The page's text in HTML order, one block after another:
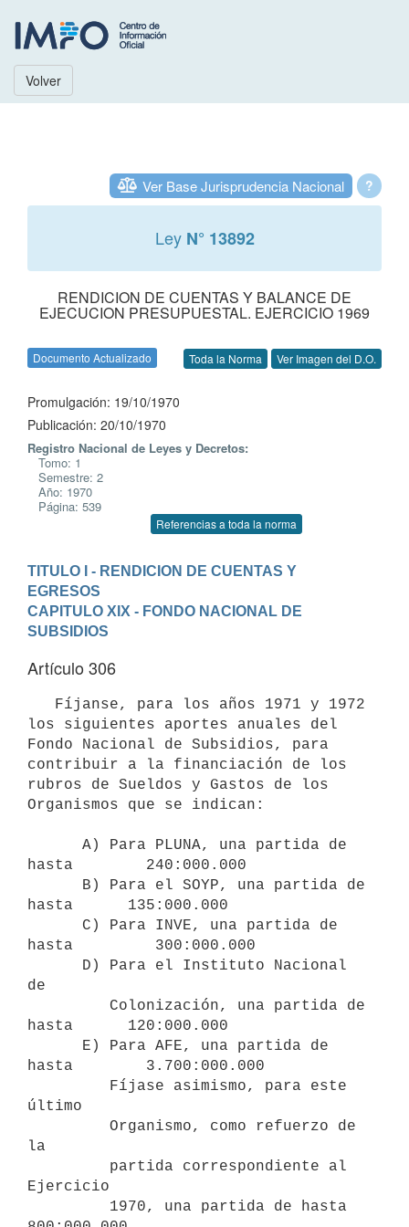
Volver
?
Ver Base Jurisprudencia Nacional
Ley N° 13892
RENDICION DE CUENTAS Y BALANCE DE
EJECUCION PRESUPUESTAL. EJERCICIO 1969
Documento Actualizado Toda la Norma Ver Imagen del D.O.
Promulgación: 19/10/1970
Publicación: 20/10/1970
Registro Nacional de Leyes y Decretos:
Tomo: 1
Semestre: 2
Año: 1970
Página: 539
Referencias a toda la norma
TITULO I - RENDICION DE CUENTAS Y
EGRESOS
CAPITULO XIX - FONDO NACIONAL DE
SUBSIDIOS
Artículo 306
los siguientes aportes anuales del
Fondo Nacional de Subsidios, para
contribuir a la financiación de los
rubros de Sueldos y Gastos de los
Organismos que se indican:
hasta        240:000.000
hasta      135:000.000
hasta         300:000.000
de
hasta      120:000.000
hasta        3.700:000.000
último
la
Ejercicio